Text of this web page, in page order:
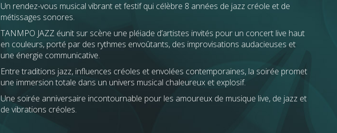
Un rendez-vous musical vibrant et festif qui célèbre 8 années de jazz créole et de
métissages sonores.
TANMPO JAZZ éunit sur scène une pléiade d’artistes invités pour un concert live haut
en couleurs, porté par des rythmes envoûtants, des improvisations audacieuses et
une énergie communicative.
Entre traditions jazz, influences créoles et envolées contemporaines, la soirée promet
une immersion totale dans un univers musical chaleureux et explosif.
Une soirée anniversaire incontournable pour les amoureux de musique live, de jazz et
de vibrations créoles.